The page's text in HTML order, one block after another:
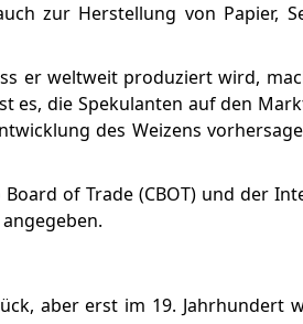
zur Herstellung von Papier,
er weltweit produziert wird,
es, die Spekulanten auf den
des Weizens
of Trade (CBOT) und der
aber erst im 19. Jahrhundert